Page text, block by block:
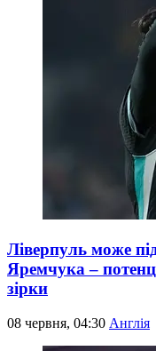
Ліверпуль може
Яремчука –
зірки
08 червня, 04:30 Англія